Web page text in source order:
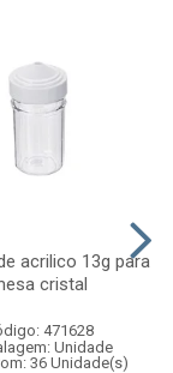
acrilico 13g para
cristal
471628
Unidade
36 Unidade(s)